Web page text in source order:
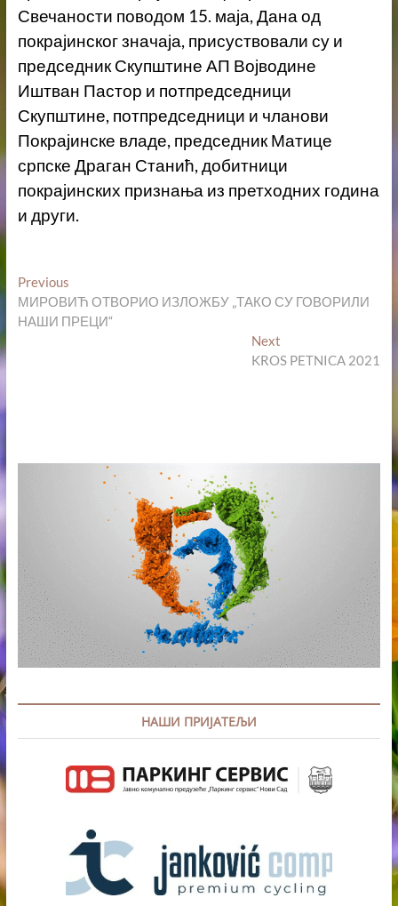
Свечаности поводом 15. маја, Дана од
покрајинског значаја, присуствовали су и
председник Скупштине АП Војводине
Иштван Пастор и потпредседници
Скупштине, потпредседници и чланови
Покрајинске владе, председник Матице
српске Драган Станић, добитници
покрајинских признања из претходних година
и други.
Кретање
чланка
PreviousPrevious
post:
МИРОВИЋ ОТВОРИО ИЗЛОЖБУ „ТАКО СУ ГОВОРИЛИ
НАШИ ПРЕЦИ“
Next
post:
KROS PETNICA 2021
НАШИ ПРИЈАТЕЉИ